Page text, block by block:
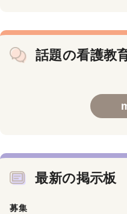
話題の看護教
最新の掲示板
募集